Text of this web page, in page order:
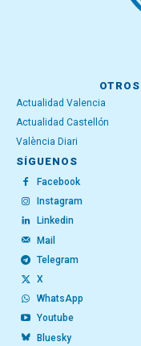
Actualidad Valencia
Actualidad Castellón
València Diari
SÍGUENOS
Facebook
Instagram
Linkedin
Mail
Telegram
X
WhatsApp
Youtube
Bluesky